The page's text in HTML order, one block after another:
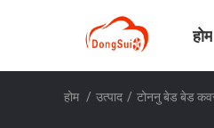
होम
होम / उत्पाद / टोननु बेड बेड